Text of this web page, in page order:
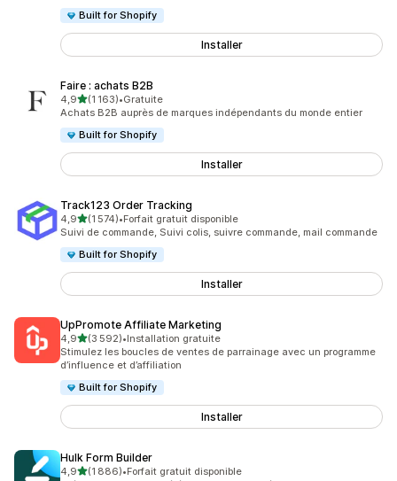
Built for Shopify
Installer
Faire : achats B2B
4,9étoile(s) sur 5
(1 163)
1163 avis au total
•Gratuite
Achats B2B auprès de marques indépendants du monde entier
Built for Shopify
Installer
Track123 Order Tracking
4,9étoile(s) sur 5
(1 574)
1574 avis au total
•Forfait gratuit disponible
Suivi de commande, Suivi colis, suivre commande, mail commande
Built for Shopify
Installer
UpPromote Affiliate Marketing
4,9étoile(s) sur 5
(3 592)
3592 avis au total
•Installation gratuite
Stimulez les boucles de ventes de parrainage avec un programme
d’influence et d’affiliation
Built for Shopify
Installer
Hulk Form Builder
4,9étoile(s) sur 5
(1 886)
1886 avis au total
•Forfait gratuit disponible